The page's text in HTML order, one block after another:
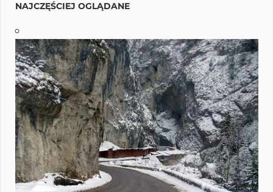
NAJCZĘŚCIEJ OGLĄDANE